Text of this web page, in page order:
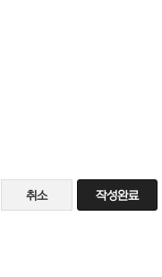
취소